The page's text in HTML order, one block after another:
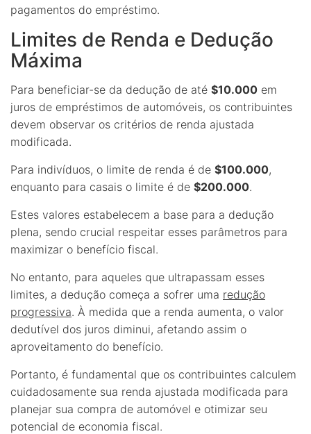
pagamentos do empréstimo.
Limites de Renda e Dedução
Máxima
Para beneficiar-se da dedução de até $10.000 em
juros de empréstimos de automóveis, os contribuintes
devem observar os critérios de renda ajustada
modificada.
Para indivíduos, o limite de renda é de $100.000,
enquanto para casais o limite é de $200.000.
Estes valores estabelecem a base para a dedução
plena, sendo crucial respeitar esses parâmetros para
maximizar o benefício fiscal.
No entanto, para aqueles que ultrapassam esses
limites, a dedução começa a sofrer uma redução
progressiva. À medida que a renda aumenta, o valor
dedutível dos juros diminui, afetando assim o
aproveitamento do benefício.
Portanto, é fundamental que os contribuintes calculem
cuidadosamente sua renda ajustada modificada para
planejar sua compra de automóvel e otimizar seu
potencial de economia fiscal.